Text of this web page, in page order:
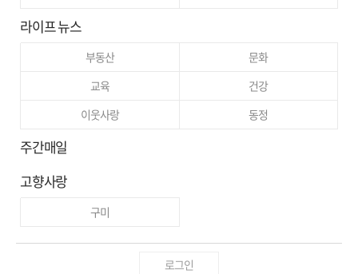
라이프 뉴스
부동산
문화
교육
건강
이웃사랑
동정
주간매일
고향사랑
구미
로그인